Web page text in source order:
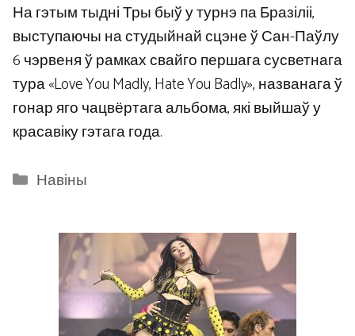
На гэтым тыдні Тры быў у турнэ па Бразіліі,
выступаючы на ​​студыйнай сцэне ў Сан-Паўлу
6 чэрвеня ў рамках свайго першага сусветнага
тура «Love You Madly, Hate You Badly», названага ў
гонар яго чацвёртага альбома, які выйшаў у
красавіку гэтага года.
Categories
Навіны